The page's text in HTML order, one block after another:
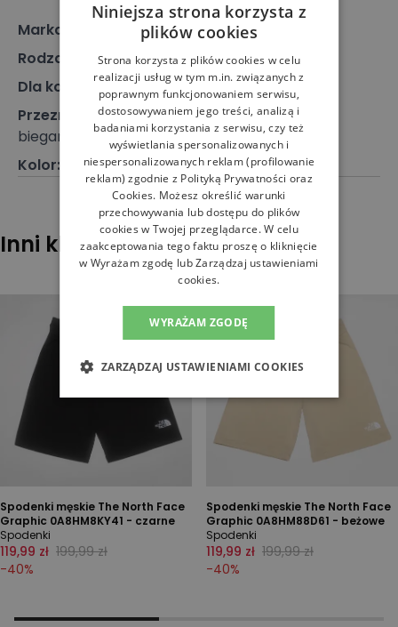
Marka
New Balance
Rodzaj
Odzież, Spodenki
Dla kogo
Dla niego
Przeznaczenie: Odzież sportowa, Spodenki do
biegania, Spodenki treningowe
Kolor: Granatowy
Inni klienci sprawdzali również
Spodenki męskie The North Face
Graphic 0A8HM8KY41 - czarne
Spodenki
119,99 zł 199,99 zł
-40%
Spodenki męskie The North Face
Graphic 0A8HM88D61 - beżowe
Spodenki
119,99 zł 199,99 zł
-40%
Niniejsza strona korzysta z
plików cookies
Strona korzysta z plików cookies w celu
realizacji usług w tym m.in. związanych z
poprawnym funkcjonowaniem serwisu,
dostosowywaniem jego treści, analizą i
badaniami korzystania z serwisu, czy też
wyświetlania spersonalizowanych i
niespersonalizowanych reklam (profilowanie
reklam) zgodnie z Polityką Prywatności oraz
Cookies. Możesz określić warunki
przechowywania lub dostępu do plików
cookies w Twojej przeglądarce. W celu
zaakceptowania tego faktu proszę o kliknięcie
w Wyrażam zgodę lub Zarządzaj ustawieniami
cookies.
WYRAŻAM ZGODĘ
ZARZĄDZAJ USTAWIENIAMI COOKIES